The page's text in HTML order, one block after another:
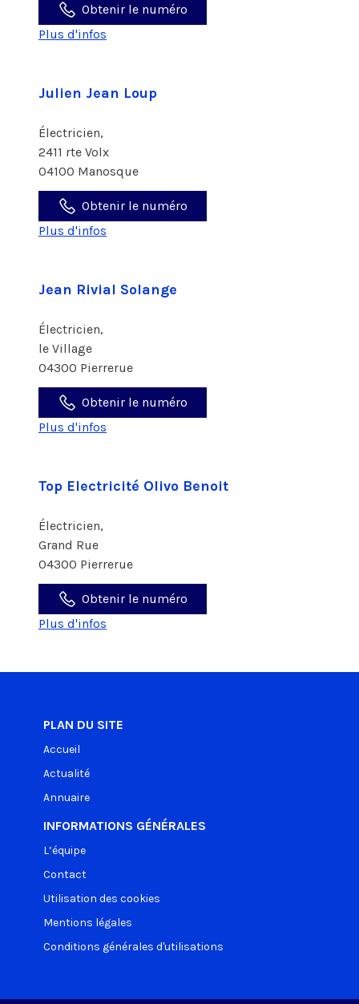
Obtenir le numéro
Plus d'infos
Julien Jean Loup
Électricien,
2411 rte Volx
04100 Manosque
Obtenir le numéro
Plus d'infos
Jean Rivial Solange
Électricien,
le Village
04300 Pierrerue
Obtenir le numéro
Plus d'infos
Top Electricité Olivo Benoit
Électricien,
Grand Rue
04300 Pierrerue
Obtenir le numéro
Plus d'infos
PLAN DU SITE
Accueil
Actualité
Annuaire
INFORMATIONS GÉNÉRALES
L’équipe
Contact
Utilisation des cookies
Mentions légales
Conditions générales d'utilisations